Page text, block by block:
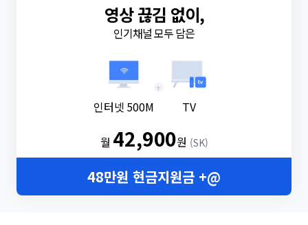
영상 끊김 없이,
인기채널 모두 담은
인터넷 500M
+
TV
월 42,900원 (SK)
48만원 현금지원금 +@